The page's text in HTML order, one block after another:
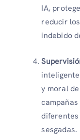
IA,
reducir
indebido
y moral
diferentes
sesgadas.